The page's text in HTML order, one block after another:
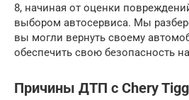
8, начиная от оценки
выбором автосервиса. Мы
вы могли вернуть своему
обеспечить свою безопасность
Причины ДТП с Chery